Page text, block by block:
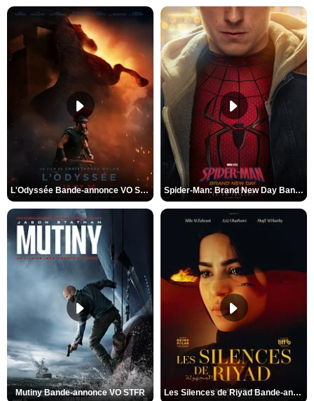
L'Odyssée Bande-annonce VO STFR Spider-Man: Brand New Day Bande-annonce VO STFR
Mutiny Bande-annonce VO STFR Les Silences de Riyad Bande-annonce VO STFR